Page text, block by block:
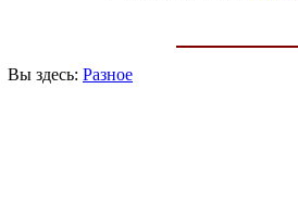
Вы здесь: Разное